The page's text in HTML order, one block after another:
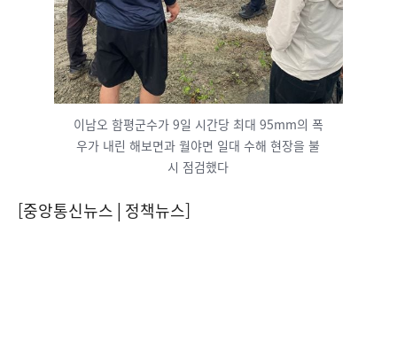
이남오 함평군수가 9일 시간당 최대 95mm의 폭
우가 내린 해보면과 월야면 일대 수해 현장을 불
시 점검했다
[중앙통신뉴스│정책뉴스]